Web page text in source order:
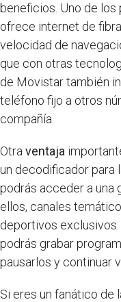
beneficios. Uno de los
ofrece internet de
velocidad de
que con otras
de Movistar también
teléfono fijo a otros
compañía.
Otra ventaja
un decodificador para
podrás acceder a una
ellos, canales
deportivos
podrás grabar
pausarlos y continuar
Si eres un fanático de